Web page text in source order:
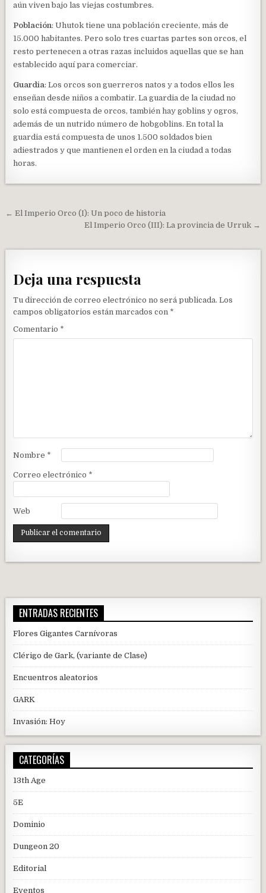
aún viven bajo las viejas costumbres.
Población: Uhutok tiene una población creciente, más de
15.000 habitantes. Pero solo tres cuartas partes son orcos, el
resto pertenecen a otras razas incluidos aquellas que se han
establecido aquí para comerciar.
Guardia: Los orcos son guerreros natos y a todos ellos les
enseñan desde niños a combatir. La guardia de la ciudad no
solo está compuesta de orcos, también hay goblins y ogros,
además de un nutrido número de hobgoblins. En total la
guardia está compuesta de unos 1.500 soldados bien
adiestrados y que mantienen el orden en la ciudad a todas
horas.
Navegación
entradas
← El Imperio Orco (I): Un poco de historia
El Imperio Orco (III): La provincia de Urruk →
Deja una respuesta
Tu dirección de correo electrónico no será publicada. Los
campos obligatorios están marcados con *
Comentario *
Nombre *
Correo electrónico *
Web
ENTRADAS RECIENTES
Flores Gigantes Carnívoras
Clérigo de Gark, (variante de Clase)
Encuentros aleatorios
GARK
Invasión: Hoy
CATEGORÍAS
13th Age
5E
Dominio
Dungeon 20
Editorial
Eventos